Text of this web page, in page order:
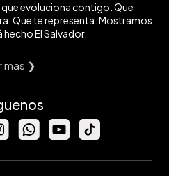
evoluciona contigo. Que
Que te representa. Mostramos
hecho El Salvador.
mas ❯